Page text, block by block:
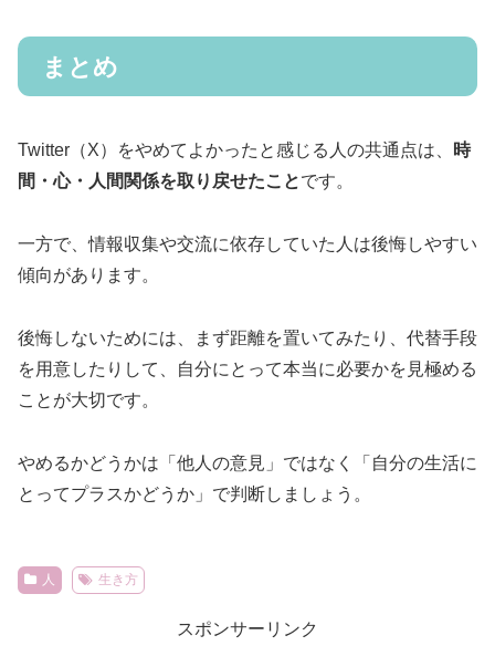
まとめ
Twitter（X）をやめてよかったと感じる人の共通点は、 時
間・心・人間関係を取り戻せたことです。
一方で、情報収集や交流に依存していた人は後悔しやすい
傾向があります。
後悔しないためには、まず距離を置いてみたり、代替手段
を用意したりして、自分にとって本当に必要かを見極める
ことが大切です。
やめるかどうかは「他人の意見」ではなく「自分の生活に
とってプラスかどうか」で判断しましょう。
人 生き方
スポンサーリンク